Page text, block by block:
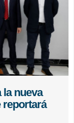
la nueva
reportará